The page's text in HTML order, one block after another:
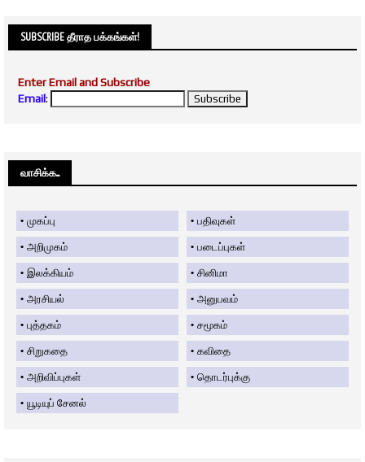
SUBSCRIBE தீராத பக்கங்கள்!
Enter Email and Subscribe
Email:
வாசிக்க....
முகப்பு பதிவுகள்
அறிமுகம் படைப்புகள்
இலக்கியம் சினிமா
அரசியல் அனுபவம்
புத்தகம் சமூகம்
சிறுகதை கவிதை
அறிவிப்புகள் தொடர்புக்கு
யூடியுப் சேனல்